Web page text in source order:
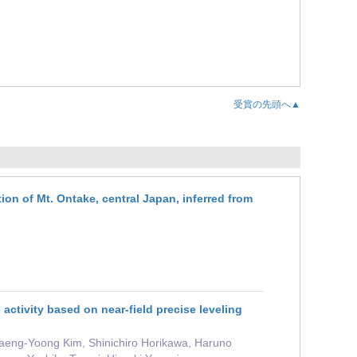
受賞の先頭へ▲
of Mt. Ontake, central Japan, inferred from
based on near-field precise leveling
Yoong Kim, Shinichiro Horikawa, Haruno